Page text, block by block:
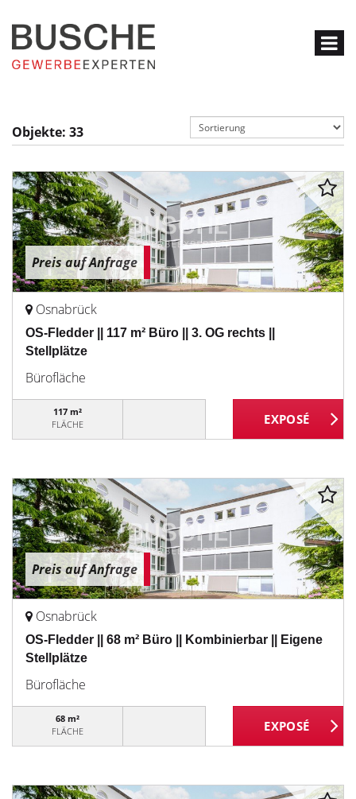
Objekte: 33
Preis auf Anfrage
Osnabrück
OS-Fledder || 117 m² Büro || 3. OG rechts ||
Stellplätze
Bürofläche
117 m²
FLÄCHE
Preis auf Anfrage
Osnabrück
OS-Fledder || 68 m² Büro || Kombinierbar || Eigene
Stellplätze
Bürofläche
68 m²
FLÄCHE